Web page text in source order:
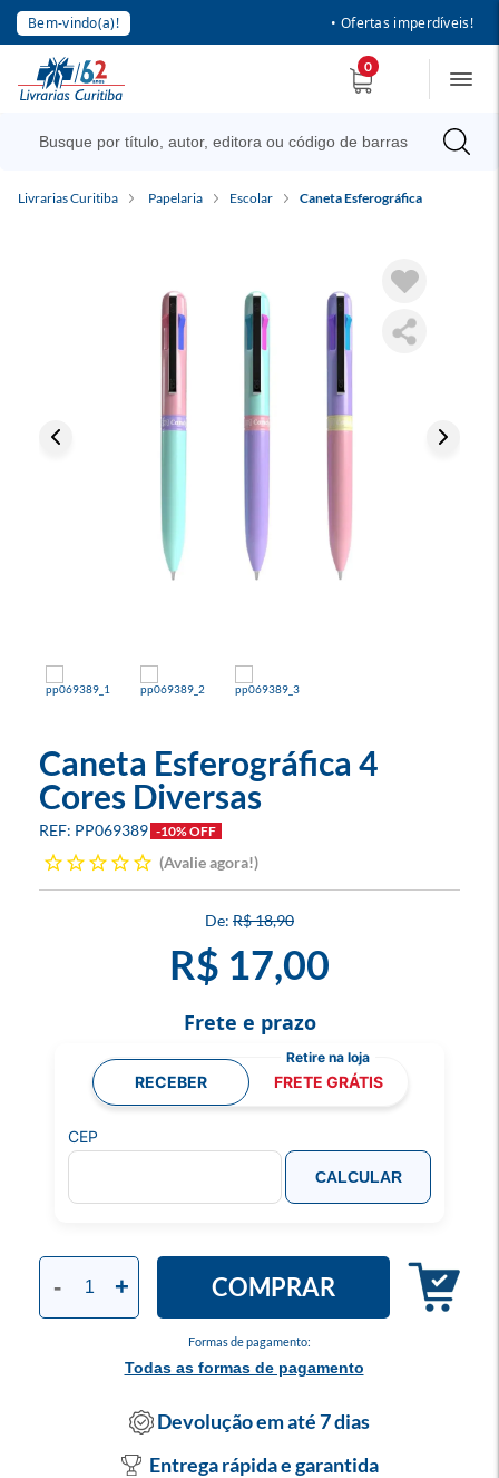
Bem-vindo(a)! • Ofertas imperdíveis!
0
Livrarias Curitiba Papelaria Escolar Caneta Esferográfica
Caneta Esferográfica 4
Cores Diversas
PP069389 -10% OFF
Avalie agora!
R$ 18,90
R$ 17,00
Formas de pagamento:
Todas as formas de pagamento
- + COMPRAR
Frete e prazo
RECEBER FRETE GRÁTIS
CEP
CALCULAR
Devolução em até 7 dias
Entrega rápida e garantida